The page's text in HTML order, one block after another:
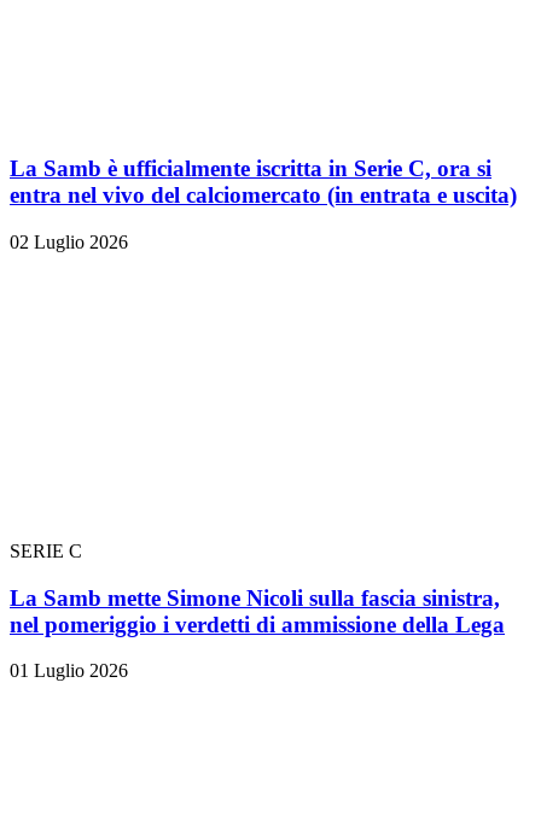
La Samb è ufficialmente iscritta in Serie C, ora si
entra nel vivo del calciomercato (in entrata e uscita)
02 Luglio 2026
SERIE C
La Samb mette Simone Nicoli sulla fascia sinistra,
nel pomeriggio i verdetti di ammissione della Lega
01 Luglio 2026